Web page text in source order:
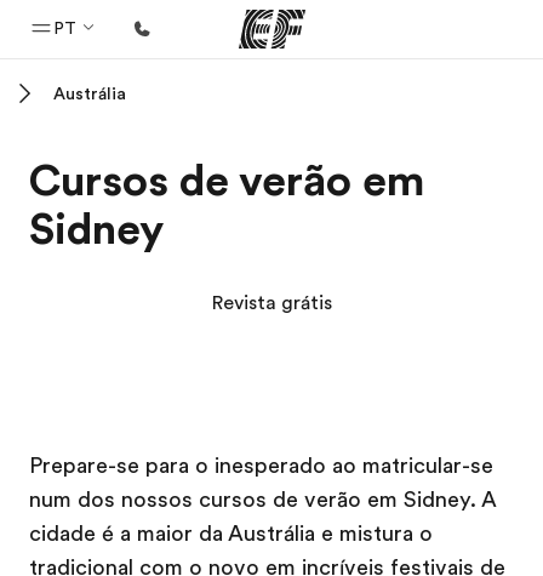
PT
Programas
Saiba tudo que oferecemos
Carreiras
Junte-se a nós
Austrália
Cursos de verão em
Sidney
Revista grátis
Prepare-se para o inesperado ao matricular-se
num dos nossos cursos de verão em Sidney. A
cidade é a maior da Austrália e mistura o
tradicional com o novo em incríveis festivais de